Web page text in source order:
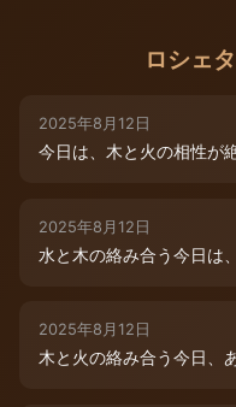
ロシェ
2025年8月12日
今日は、木と火の相性が
2025年8月12日
水と木の絡み合う今日は
2025年8月12日
木と火の絡み合う今日、